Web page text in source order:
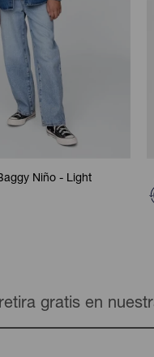
Niño - Light
gratis en